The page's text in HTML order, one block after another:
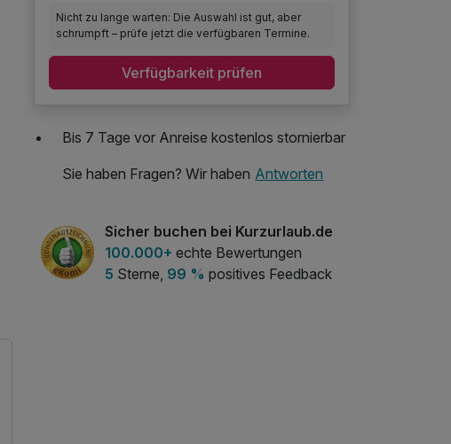
Nicht zu lange warten: Die Auswahl ist gut, aber
schrumpft – prüfe jetzt die verfügbaren Termine.
Verfügbarkeit prüfen
Bis 7 Tage vor Anreise kostenlos stornierbar
Sie haben Fragen? Wir haben Antworten
Sicher buchen bei Kurzurlaub.de
100.000+ echte Bewertungen
5 Sterne, 99 % positives Feedback